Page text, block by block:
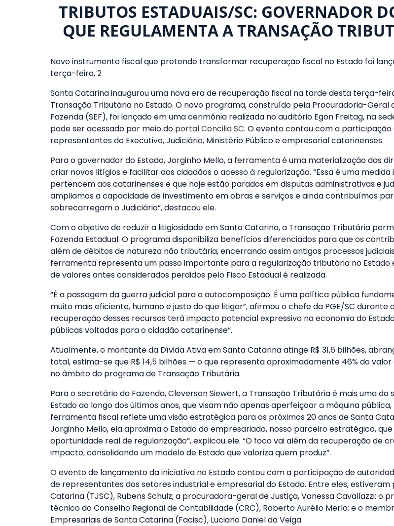
TRIBUTOS ESTADUAIS/SC: GOVERNADOR
QUE REGULAMENTA A TRANSAÇÃO
Novo instrumento fiscal que pretende transformar recuperação fiscal no Estado foi
terça-feira, 2
Santa Catarina inaugurou uma nova era de recuperação fiscal na tarde desta terça-
Transação Tributária no Estado. O novo programa, construído pela Procuradoria-
Fazenda (SEF), foi lançado em uma cerimônia realizada no auditório Egon Freitag, na
pode ser acessado por meio do portal Concilia SC. O evento contou com a
representantes do Executivo, Judiciário, Ministério Público e empresarial catarinenses.
Para o governador do Estado, Jorginho Mello, a ferramenta é uma materialização das
criar novos litígios e facilitar aos cidadãos o acesso à regularização. “Essa é uma
pertencem aos catarinenses e que hoje estão parados em disputas administrativas e
ampliamos a capacidade de investimento em obras e serviços e ainda contribuímos
sobrecarregam o Judiciário”, destacou ele.
Com o objetivo de reduzir a litigiosidade em Santa Catarina, a Transação Tributária
Fazenda Estadual. O programa disponibiliza benefícios diferenciados para que os
além de débitos de natureza não tributária, encerrando assim antigos processos
ferramenta representa um passo importante para a regularização tributária no Estado
de valores antes considerados perdidos pelo Fisco Estadual é realizada.
“É a passagem da guerra judicial para a autocomposição. É uma política pública
muito mais eficiente, humano e justo do que litigar”, afirmou o chefe da PGE/SC
recuperação desses recursos terá impacto potencial expressivo na economia do
públicas voltadas para o cidadão catarinense”.
Atualmente, o montante da Dívida Ativa em Santa Catarina atinge R$ 31,6 bilhões,
total, estima-se que R$ 14,5 bilhões — o que representa aproximadamente 46% do
no âmbito do programa de Transação Tributária.
Para o secretário da Fazenda, Cleverson Siewert, a Transação Tributária é mais uma
Estado ao longo dos últimos anos, que visam não apenas aperfeiçoar a máquina
ferramenta fiscal reflete uma visão estratégica para os próximos 20 anos de Santa
Jorginho Mello, ela aproxima o Estado do empresariado, nosso parceiro estratégico,
oportunidade real de regularização”, explicou ele. “O foco vai além da recuperação de
impacto, consolidando um modelo de Estado que valoriza quem produz”.
O evento de lançamento da iniciativa no Estado contou com a participação de
de representantes dos setores industrial e empresarial do Estado. Entre eles,
Catarina (TJSC), Rubens Schulz; a procuradora-geral de Justiça, Vanessa Cavallazzi; o
técnico do Conselho Regional de Contabilidade (CRC), Roberto Aurélio Merlo; e o
Empresariais de Santa Catarina (Facisc), Luciano Daniel da Veiga.